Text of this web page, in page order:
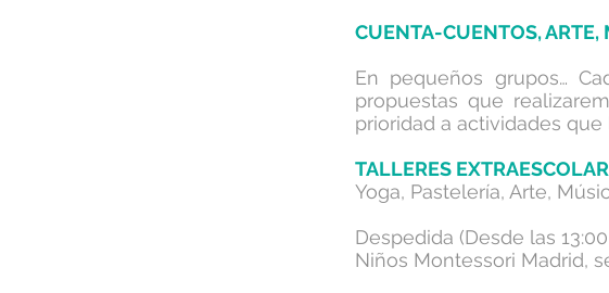
CUENTA-CUENTOS,
En pequeños grupos…
propuestas que
prioridad a actividades
TALLERES
Yoga, Pastelería, Arte,
Despedida (Desde las
Niños Montessori Madrid,